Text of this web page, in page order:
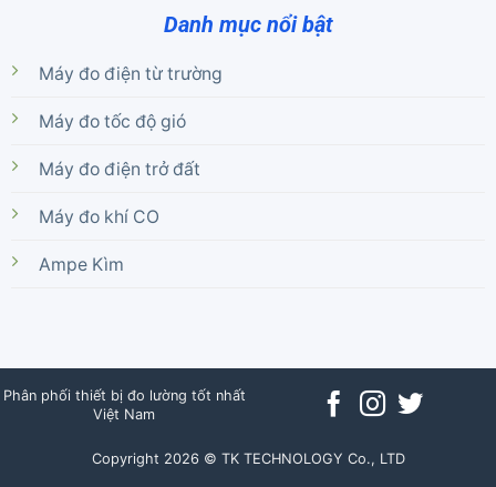
Danh mục nổi bật
Máy đo điện từ trường
Máy đo tốc độ gió
Máy đo điện trở đất
Máy đo khí CO
Ampe Kìm
Copyright 2026 © TK TECHNOLOGY Co., LTD
Phân phối thiết bị đo lường tốt nhất
Việt Nam